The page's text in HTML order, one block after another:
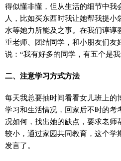
得似懂非懂，但从生活的细节中我
人，比如买东西时我让她帮我提
水等她力所能及之事。在我们谆谆
重老师、团结同学，和小朋友们友
说：“我有好多的同学，有五个是
二、注意学习方式方法
每天我总要抽时间看看女儿班上的
学习和生活情况，回家后不时的考
况如何，找出她的缺点，要求老师
较小，通过家园共同教育，这个学
发言了。